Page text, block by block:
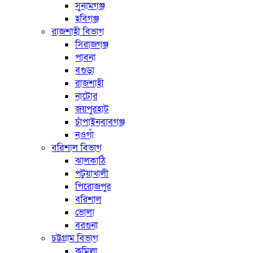
সুনামগঞ্জ
হবিগঞ্জ
রাজশাহী বিভাগ
সিরাজগঞ্জ
পাবনা
বগুড়া
রাজশাহী
নাটোর
জয়পুরহাট
চাঁপাইনবাবগঞ্জ
নওগাঁ
বরিশাল বিভাগ
ঝালকাঠি
পটুয়াখালী
পিরোজপুর
বরিশাল
ভোলা
বরগুনা
চট্টগ্রাম বিভাগ